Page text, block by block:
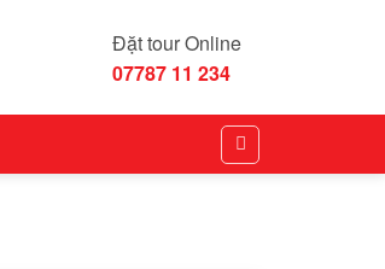
Đặt tour Online
07787 11 234